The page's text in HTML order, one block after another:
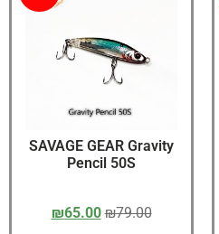
SAVAGE GEAR Gravity
Pencil 50S
₪79.00
₪65.00